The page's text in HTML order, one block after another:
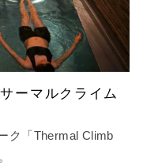
ーマルクライム
ク「Thermal Climb